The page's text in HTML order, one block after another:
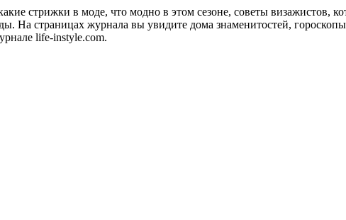
стрижки в моде, что модно в этом сезоне, советы визажистов,
страницах журнала вы увидите дома знаменитостей, гороскопы
life-instyle.com.